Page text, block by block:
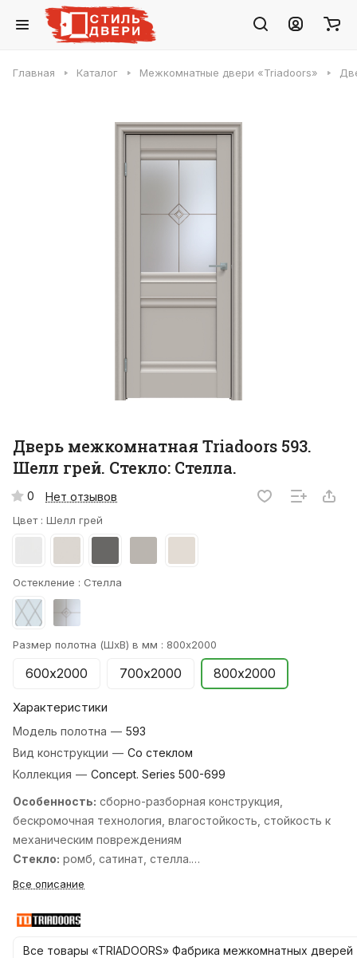
Главная Каталог Межкомнатные двери «Triadoors»
Дверь межкомнатная Triadoors 593.
Шелл грей. Стекло: Стелла.
0 Нет отзывов
Цвет : Шелл грей
Остекление : Стелла
Размер полотна (ШхВ) в мм : 800х2000
600х2000 700х2000 800х2000
Характеристики
Модель полотна — 593
Вид конструкции — Со стеклом
Коллекция — Concept. Series 500-699
Особенность: cборно-разборная конструкция,
бескромочная технология, влагостойкость, стойкость к
механическим повреждениям
Стекло: ромб, сатинат, стелла.
Стандартные размеры:
Все описание
Все товары «TRIADOORS» Фабрика межкомнатных дверей